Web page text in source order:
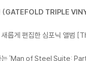
TRIPLE
새롭게 편집한 심포닉 앨
'Man of Steel Suite: